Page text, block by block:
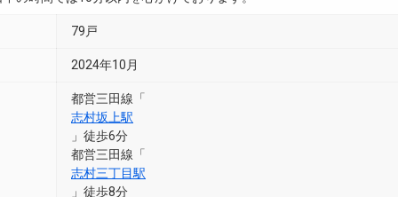
79戸
2024年10月
都営三田線「
志村坂上駅
」徒歩6分
都営三田線「
志村三丁目駅
」徒歩8分